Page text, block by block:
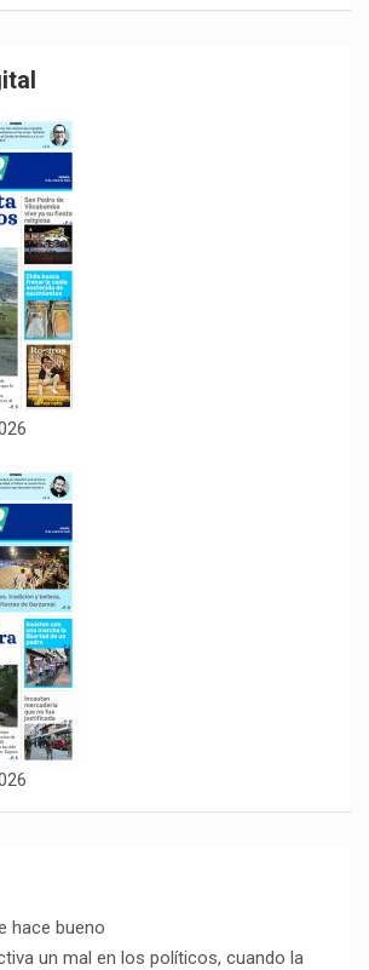
hace bueno
un mal en los políticos, cuando la